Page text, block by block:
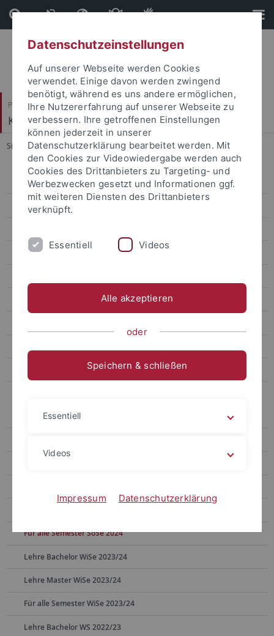
Direkt
zum
Inhalt
Direkt
zur
Fußleiste
Philosophische Fakultät
Koreanistik
Sie sind hier: Startseite ... Für alle Semester SoSe 2024
Lehre Master SoSe26
Lehre Bachelor SoSe26
Lehre Master WiSe 2025/26
Lehre Bachelor SoSe 2025
Termine und Sonderveranstaltungen
Lehre Bachelor WiSe 2024/25
Für alle Semester SoSe 2024
Lehre Bachelor WiSe 2023/24
Lehre Master WiSe 2023/24
Für alle Semester WiSe 2023/24
Lehre Bachelor WS 2022/23
Datenschutzeinstellungen
Auf unserer Webseite werden Cookies
verwendet. Einige davon werden zwingend
benötigt, während es uns andere ermöglichen,
Ihre Nutzererfahrung auf unserer Webseite zu
verbessern. Ihre getroffenen Einstellungen
können jederzeit in unserer
Datenschutzerklärung bearbeitet werden. Mit
den Cookies zur Videowiedergabe werden auch
Cookies des Drittanbieters zu Targeting- und
Werbezwecken gesetzt und Informationen ggf.
mit weiteren Diensten des Drittanbieters
verknüpft.
Essentiell Videos
Alle akzeptieren
oder
Speichern & schließen
Essentiell
Videos
Impressum Datenschutzerklärung